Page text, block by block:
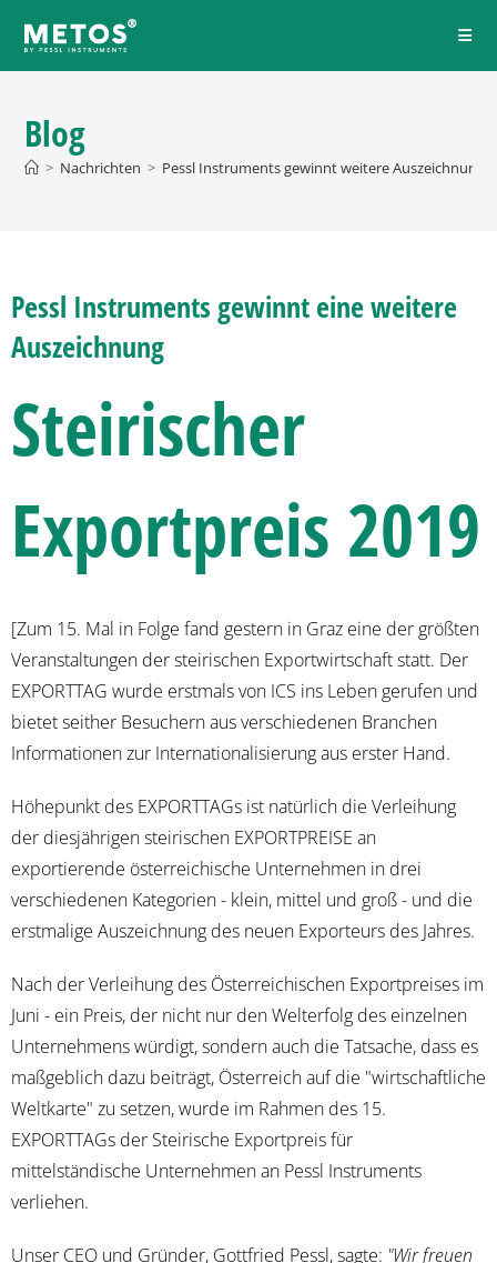
Blog
> Nachrichten > Pessl Instruments gewinnt weitere Auszeichnung
Pessl Instruments gewinnt eine weitere
Auszeichnung
Steirischer
Exportpreis 2019
[Zum 15. Mal in Folge fand gestern in Graz eine der größten
Veranstaltungen der steirischen Exportwirtschaft statt. Der
EXPORTTAG wurde erstmals von ICS ins Leben gerufen und
bietet seither Besuchern aus verschiedenen Branchen
Informationen zur Internationalisierung aus erster Hand.
Höhepunkt des EXPORTTAGs ist natürlich die Verleihung
der diesjährigen steirischen EXPORTPREISE an
exportierende österreichische Unternehmen in drei
verschiedenen Kategorien - klein, mittel und groß - und die
erstmalige Auszeichnung des neuen Exporteurs des Jahres.
Nach der Verleihung des Österreichischen Exportpreises im
Juni - ein Preis, der nicht nur den Welterfolg des einzelnen
Unternehmens würdigt, sondern auch die Tatsache, dass es
maßgeblich dazu beiträgt, Österreich auf die "wirtschaftliche
Weltkarte" zu setzen, wurde im Rahmen des 15.
EXPORTTAGs der Steirische Exportpreis für
mittelständische Unternehmen an Pessl Instruments
verliehen.
Unser CEO und Gründer, Gottfried Pessl, sagte: "Wir freuen